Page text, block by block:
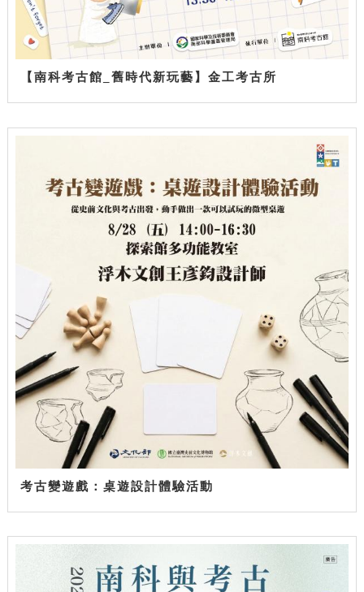
【南科考古館_舊時代新玩藝】金工考古所
考古變遊戲：桌遊設計體驗活動